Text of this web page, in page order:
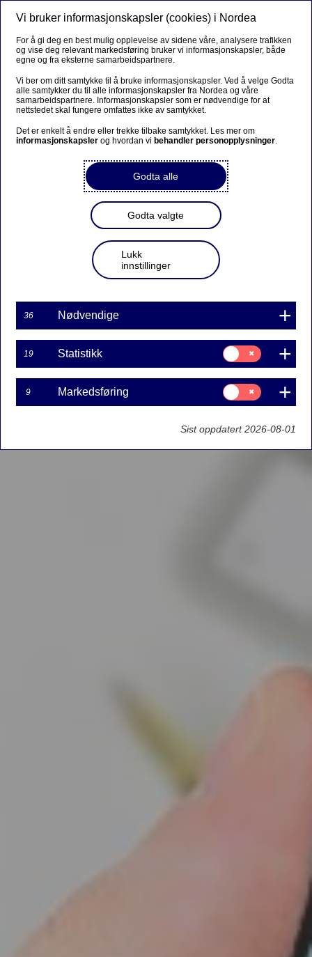
Vi bruker informasjonskapsler (cookies) i Nordea
For å gi deg en best mulig opplevelse av sidene våre, analysere trafikken
og vise deg relevant markedsføring bruker vi informasjonskapsler, både
egne og fra eksterne samarbeidspartnere.
Vi ber om ditt samtykke til å bruke informasjonskapsler. Ved å velge Godta
alle samtykker du til alle informasjonskapsler fra Nordea og våre
samarbeidspartnere. Informasjonskapsler som er nødvendige for at
nettstedet skal fungere omfattes ikke av samtykket.
Det er enkelt å endre eller trekke tilbake samtykket. Les mer om
informasjonskapsler og hvordan vi behandler personopplysninger.
Godta alle
Godta valgte
Lukk
innstillinger
36 Nødvendige
19 Statistikk
Samtykke
til:
Statistikk
9 Markedsføring
Samtykke
til:
Markedsføring
Sist oppdatert 2026-08-01